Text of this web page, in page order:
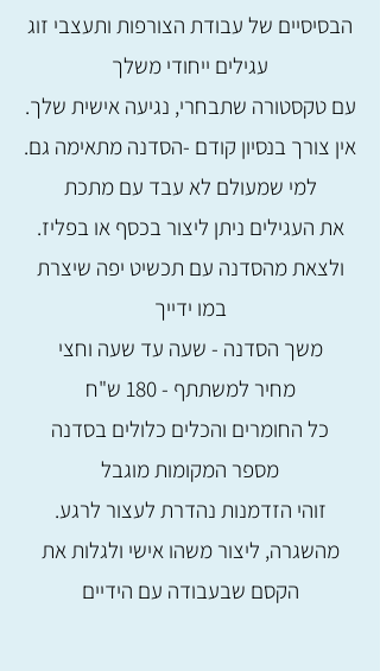
הבסיסיים של עבודת הצורפות ותעצבי זוג
עגילים ייחודי משלך
.עם טקסטורה שתבחרי, נגיעה אישית שלך
.אין צורך בנסיון קודם -הסדנה מתאימה גם
למי שמעולם לא עבד עם מתכת
.את העגילים ניתן ליצור בכסף או בפליז
ולצאת מהסדנה עם תכשיט יפה שיצרת
במו ידייך
משך הסדנה - שעה עד שעה וחצי
מחיר למשתתף - 180 ש"ח
כל החומרים והכלים כלולים בסדנה
מספר המקומות מוגבל
.זוהי הזדמנות נהדרת לעצור לרגע
מהשגרה, ליצור משהו אישי ולגלות את
הקסם שבעבודה עם הידיים